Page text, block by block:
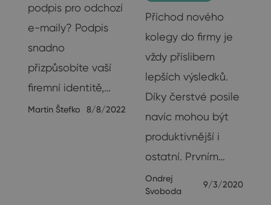
podpis pro odchozí
e-maily? Podpis
snadno
přizpůsobíte vaší
firemní identitě,…
Martin Štefko 8/8/2022
Příchod nového
kolegy do firmy je
vždy příslibem
lepších výsledků.
Díky čerstvé posile
navíc mohou být
produktivnější i
ostatní. Prvním…
Ondrej
Svoboda
9/3/2020